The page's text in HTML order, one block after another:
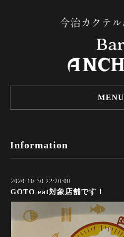
MENU
Information
2020-10-30 22:20:00
GOTO eat対象店舗です！